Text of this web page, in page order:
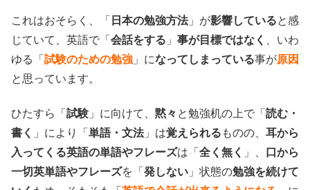
これはおそらく、「 日本の勉強方法」が影響していると感
じていて、英語で「 会話をする 」 事が目標ではなく
、いわ
ゆる「 試験のための勉強 」になってしまっている事が原因
と思っています。
ひたすら「 試験 」に向けて、 黙々 と勉強机の上で「 読む・
書く
」により「 単語・文法」は覚えられる ものの、 耳から
入ってくる英語の単語やフレーズは「 全く無く 」、
口から
一切英単語やフレーズを「 発しない 」状態の勉強を続けて